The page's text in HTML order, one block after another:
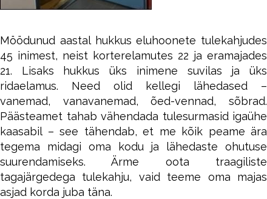
Möödunud aastal hukkus eluhoonete tulekahjudes
45 inimest, neist korterelamutes 22 ja eramajades
21. Lisaks hukkus üks inimene suvilas ja üks
ridaelamus. Need olid kellegi lähedased –
vanemad, vanavanemad, õed-vennad, sõbrad.
Päästeamet tahab vähendada tulesurmasid igaühe
kaasabil – see tähendab, et me kõik peame ära
tegema midagi oma kodu ja lähedaste ohutuse
suurendamiseks. Ärme oota traagiliste
tagajärgedega tulekahju, vaid teeme oma majas
asjad korda juba täna.